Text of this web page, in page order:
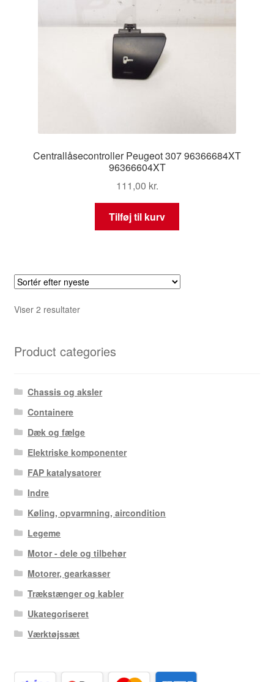
Centrallåsecontroller Peugeot 307 96366684XT
96366604XT
111,00 kr.
Tilføj til kurv
Viser 2 resultaterSorteret
Product categories
Chassis og aksler
Containere
Dæk og fælge
Elektriske komponenter
FAP katalysatorer
Indre
Køling, opvarmning, aircondition
Legeme
Motor - dele og tilbehør
Motorer, gearkasser
Trækstænger og kabler
Ukategoriseret
Værktøjssæt